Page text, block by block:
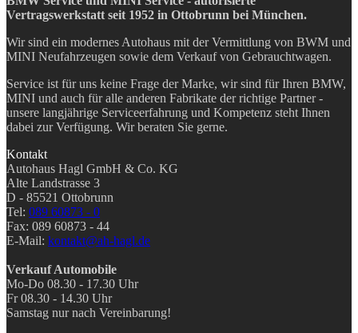
Vertragswerkstatt seit 1952 in Ottobrunn bei München.
Wir sind ein modernes Autohaus mit der Vermittlung von BWM und
MINI Neufahrzeugen sowie dem Verkauf von Gebrauchtwagen.
Service ist für uns keine Frage der Marke, wir sind für Ihren BMW,
MINI und auch für alle anderen Fabrikate der richtige Partner -
unsere langjährige Serviceerfahrung und Kompetenz steht Ihnen
dabei zur Verfügung. Wir beraten Sie gerne.
Kontakt
Autohaus Hagl GmbH & Co. KG
Alte Landstrasse 3
D - 85521 Ottobrunn
Tel: 089 60873 - 0
Fax: 089 60873 - 44
E-Mail: kontakt@ah-hagl.de
Verkauf Automobile
Mo-Do 08.30 - 17.30 Uhr
Fr 08.30 - 14.30 Uhr
Samstag nur nach Vereinbarung!